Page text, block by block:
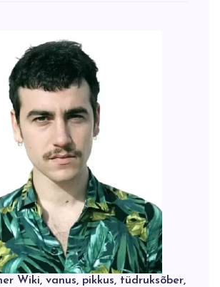
Wiki, vanus, pikkus, tüdruksõber,